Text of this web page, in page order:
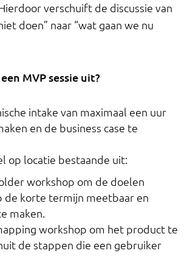
verschuift de discussie van
doen” naar “wat gaan we nu
MVP sessie uit?
intake van maximaal een uur
en de business case te
op locatie bestaande uit:
workshop om de doelen
de korte termijn meetbaar en
maken.
workshop om het product te
de stappen die een gebruiker